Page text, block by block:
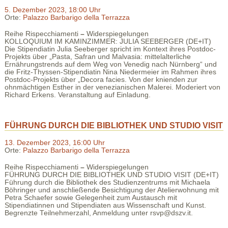
5. Dezember 2023, 18:00 Uhr
Orte: Palazzo Barbarigo della Terrazza
Reihe Rispecchiamenti –Widerspiegelungen
KOLLOQUIUM IM KAMINZIMMER: JULIA SEEBERGER (DE+IT)
Die Stipendiatin Julia Seeberger spricht im Kontext ihres Postdoc-
Projekts über „Pasta, Safran und Malvasia: mittelalterliche
Ernährungstrends auf dem Weg von Venedig nach Nürnberg“ und
die Fritz-Thyssen-Stipendiatin Nina Niedermeier im Rahmen ihres
Postdoc-Projekts über „Decora facies. Von der knienden zur
ohnmächtigen Esther in der venezianischen Malerei. Moderiert von
Richard Erkens. Veranstaltung auf Einladung.
FÜHRUNG DURCH DIE BIBLIOTHEK UND STUDIO VISIT
13. Dezember 2023, 16:00 Uhr
Orte: Palazzo Barbarigo della Terrazza
Reihe Rispecchiamenti –Widerspiegelungen
FÜHRUNG DURCH DIE BIBLIOTHEK UND STUDIO VISIT (DE+IT)
Führung durch die Bibliothek des Studienzentrums mit Michaela
Böhringer und anschließende Besichtigung der Atelierwohnung mit
Petra Schaefer sowie Gelegenheit zum Austausch mit
Stipendiatinnen und Stipendiaten aus Wissenschaft und Kunst.
Begrenzte Teilnehmerzahl, Anmeldung unter rsvp@dszv.it.